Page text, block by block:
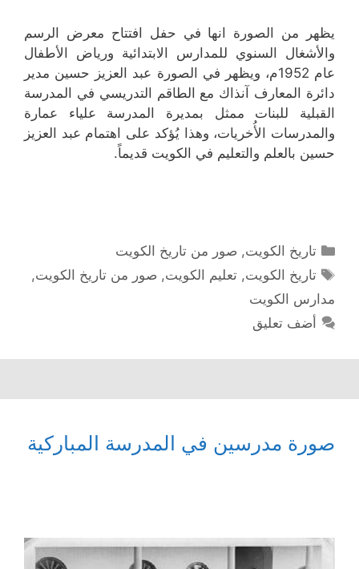
يظهر من الصورة انها في حفل افتتاح معرض الرسم
والأشغال السنوي للمدارس الابتدائية ورياض الأطفال
عام 1952م، ويظهر في الصورة عبد العزيز حسين مدير
دائرة المعارف آنذاك مع الطاقم التدريسي في المدرسة
القبلية للبنات ممثل بمديرة المدرسة علياء عمارة
والمدرسات الأُخريات، وهذا يُؤكد على اهتمام عبد العزيز
حسين بالعلم والتعليم في الكويت قديماً.
التصنيفات
تاريخ الكويت, صور من تاريخ الكويت
الوسوم
تاريخ الكويت,تعليم الكويت, صور من تاريخ الكويت,
مدارس الكويت
أضف تعليق
صورة مدرسين في المدرسة المباركية